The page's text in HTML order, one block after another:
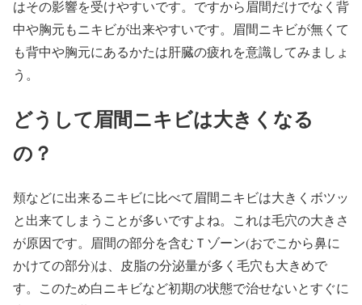
はその影響を受けやすいです。ですから眉間だけでなく背
中や胸元もニキビが出来やすいです。眉間ニキビが無くて
も背中や胸元にあるかたは肝臓の疲れを意識してみましょ
う。
どうして眉間ニキビは大きくなる
の？
頬などに出来るニキビに比べて眉間ニキビは大きくボツッ
と出来てしまうことが多いですよね。これは毛穴の大きさ
が原因です。眉間の部分を含むＴゾーン(おでこから鼻に
かけての部分)は、皮脂の分泌量が多く毛穴も大きめで
す。このため白ニキビなど初期の状態で治せないとすぐに